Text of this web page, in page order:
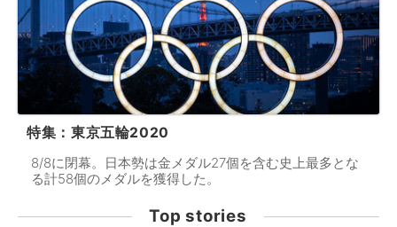
特集：東京五輪2020
8/8に閉幕。日本勢は金メダル27個を含む史上最多とな
る計58個のメダルを獲得した。
Top stories